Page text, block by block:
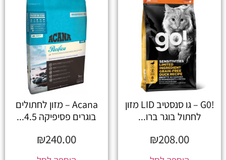
!G0 – גו סנסטיב LID מזון
לחתול בוגר ברו...
₪208.00
Acana – מזון לחתולים
בוגרים פסיפיקה 4.5...
₪240.00